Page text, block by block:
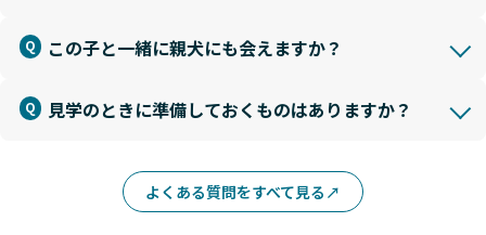
この子と一緒に親犬にも会えますか？
見学のときに準備しておくものはありますか？
よくある質問をすべて見る